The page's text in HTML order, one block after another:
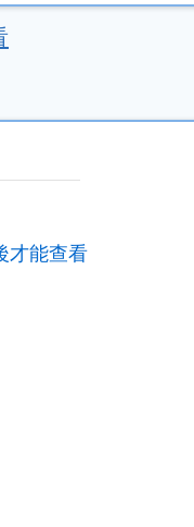
才能查看